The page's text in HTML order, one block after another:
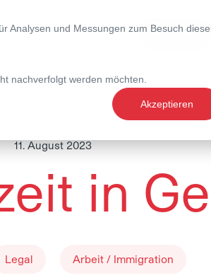
Analysen und Messungen zum Besuch
nachverfolgt werden möchten.
Akzeptieren
Expertise Magazin
11. August 2023
in
Legal Arbeit / Immigration